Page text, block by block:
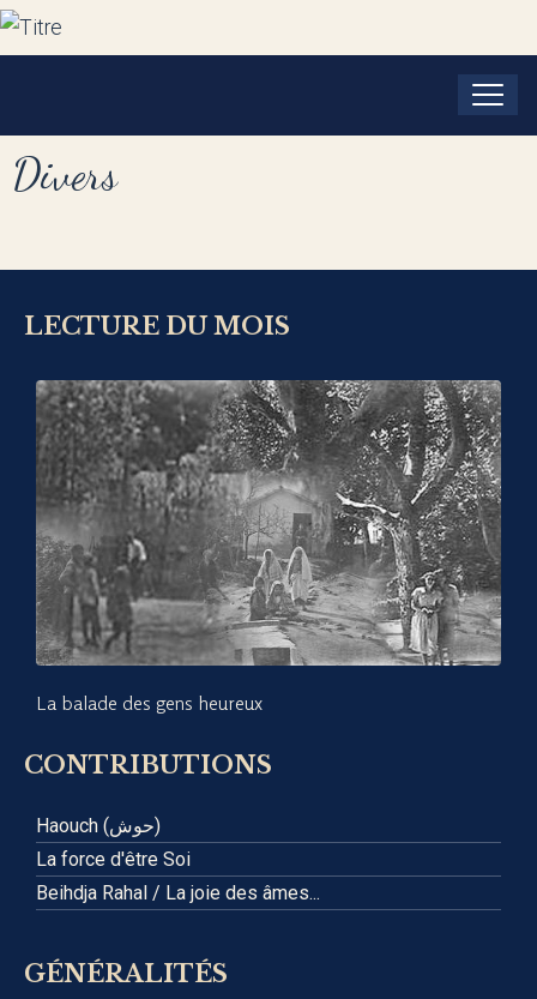
Divers
LECTURE DU MOIS
La balade des gens heureux
CONTRIBUTIONS
Haouch (حوش)
La force d'être Soi
Beihdja Rahal / La joie des âmes...
GÉNÉRALITÉS